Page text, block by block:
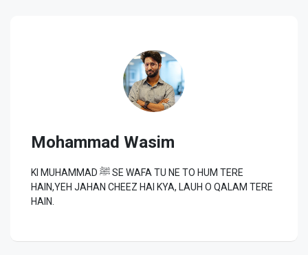
Mohammad Wasim
KI MUHAMMAD ﷺ SE WAFA TU NE TO HUM TERE
HAIN,YEH JAHAN CHEEZ HAI KYA, LAUH O QALAM TERE
HAIN.